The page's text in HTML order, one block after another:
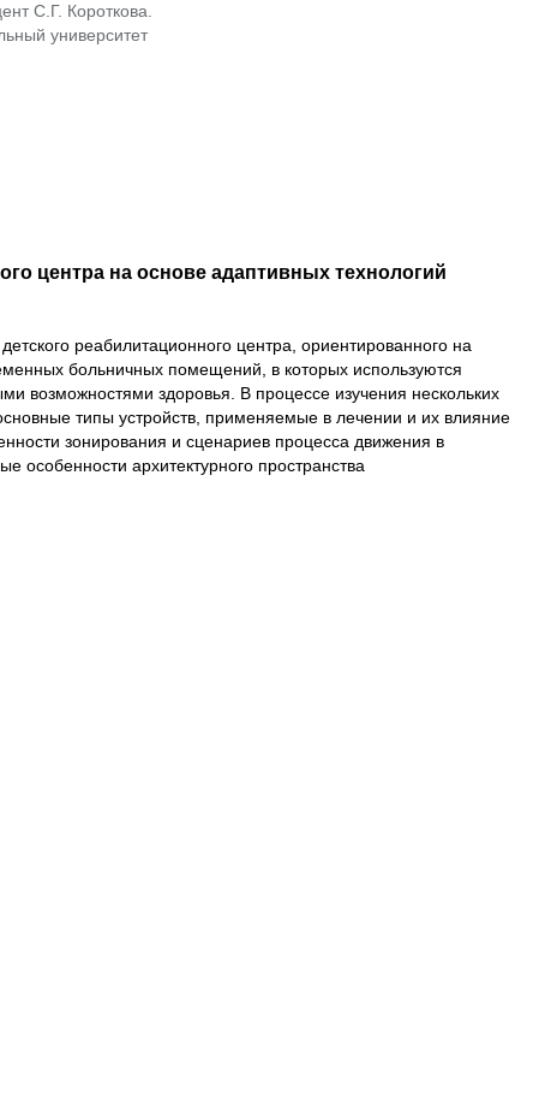
С.Г. Короткова.
университет
центра на основе адаптивных технологий
реабилитационного центра, ориентированного на
больничных помещений, в которых используются
возможностями здоровья. В процессе изучения нескольких
типы устройств, применяемые в лечении и их влияние
зонирования и сценариев процесса движения в
архитектурного пространства